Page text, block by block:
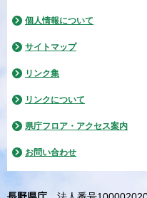
個人情報について
サイトマップ
リンク集
リンクについて
県庁フロア・アクセス案内
お問い合わせ